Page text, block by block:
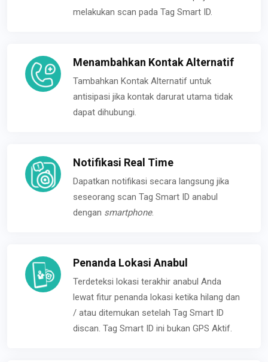
melakukan scan pada Tag Smart ID.
Menambahkan Kontak Alternatif
Tambahkan Kontak Alternatif untuk
antisipasi jika kontak darurat utama tidak
dapat dihubungi.
Notifikasi Real Time
Dapatkan notifikasi secara langsung jika
seseorang scan Tag Smart ID anabul
dengan smartphone.
Penanda Lokasi Anabul
Terdeteksi lokasi terakhir anabul Anda
lewat fitur penanda lokasi ketika hilang dan
/ atau ditemukan setelah Tag Smart ID
discan. Tag Smart ID ini bukan GPS Aktif.